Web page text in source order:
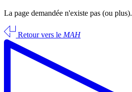
La page demandée n'existe pas (ou plus).
Retour vers le MAH